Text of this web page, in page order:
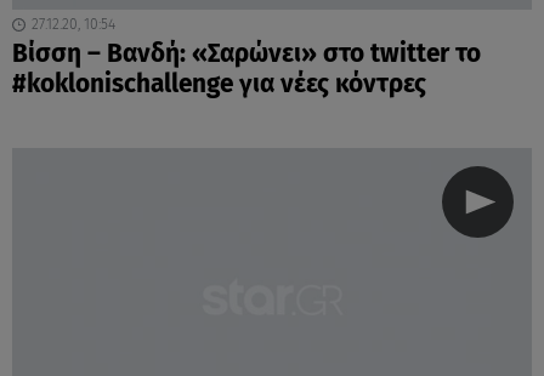
27.12.20, 10:54
Βίσση – Βανδή: «Σαρώνει» στο twitter το
#koklonischallenge για νέες κόντρες